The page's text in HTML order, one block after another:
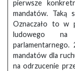
pierwsze
mandatów. Taką
Oznaczało to w
ludowego na
mandatów dla
na odrzucenie